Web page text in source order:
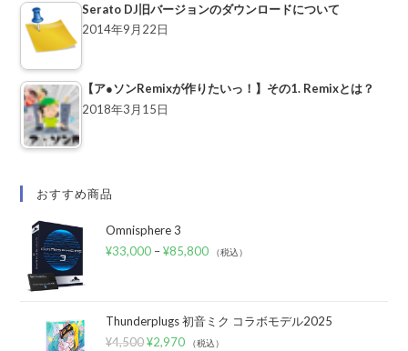
Serato DJ旧バージョンのダウンロードについて
2014年9月22日
【ア●ソンRemixが作りたいっ！】その1. Remixとは？
2018年3月15日
おすすめ商品
Omnisphere 3
¥33,000 –¥85,800 （税込）
Thunderplugs 初音ミク コラボモデル2025
¥4,500 ¥2,970 （税込）